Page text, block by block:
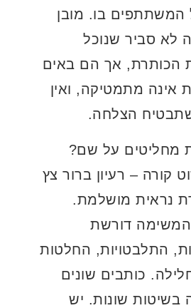
המשתתפים בו. מובן
לא סביר שנוכל
הכותרת, אך הם באים
אינה מתמטיקה, ואין
הצלחה.
מחליטים על שם?
קורה – רעיון ברור צץ
נראית מושלמת.
דורשת
התלבטויות, החלטות
כותבים שונים
בשיטות שונות. יש